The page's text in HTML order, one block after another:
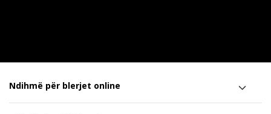
Ndihmë për blerjet online